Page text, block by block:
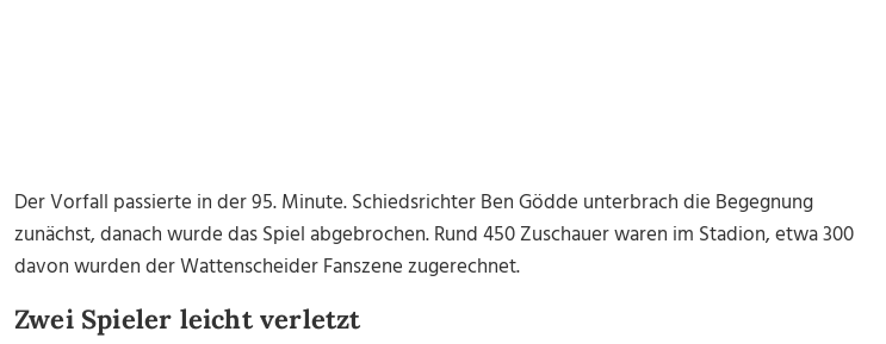
Der Vorfall passierte in der 95. Minute. Schiedsrichter Ben Gödde unterbrach die Begegnung
zunächst, danach wurde das Spiel abgebrochen. Rund 450 Zuschauer waren im Stadion, etwa 300
davon wurden der Wattenscheider Fanszene zugerechnet.
Zwei Spieler leicht verletzt